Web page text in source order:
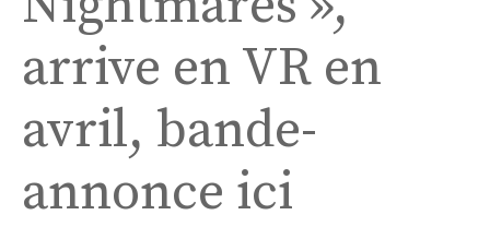
arrive en VR en
avril, bande-
annonce ici